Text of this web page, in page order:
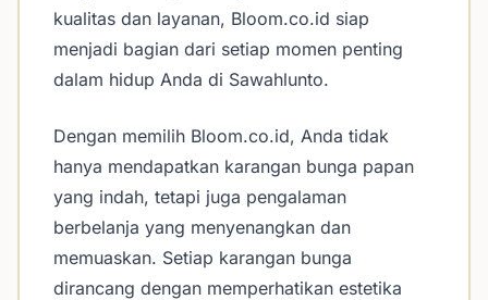
kualitas dan layanan, Bloom.co.id siap
menjadi bagian dari setiap momen penting
dalam hidup Anda di Sawahlunto.
Dengan memilih Bloom.co.id, Anda tidak
hanya mendapatkan karangan bunga papan
yang indah, tetapi juga pengalaman
berbelanja yang menyenangkan dan
memuaskan. Setiap karangan bunga
dirancang dengan memperhatikan estetika